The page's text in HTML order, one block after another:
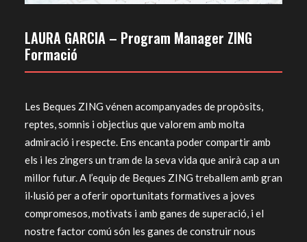
LAURA GARCIA – Program Manager ZING
Formació
Les Beques ZING vénen acompanyades de propòsits,
reptes, somnis i objectius que valorem amb molta
admiració i respecte. Ens encanta poder compartir amb
els i les zingers un tram de la seva vida que anirà cap a un
millor futur. A l’equip de Beques ZING treballem amb gran
il·lusió per a oferir oportunitats formatives a joves
compromesos, motivats i amb ganes de superació, i el
nostre factor comú són les ganes de construir nous